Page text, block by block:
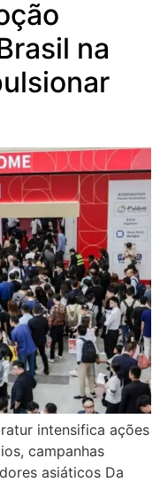
na
intensifica ações
campanhas
asiáticos Da